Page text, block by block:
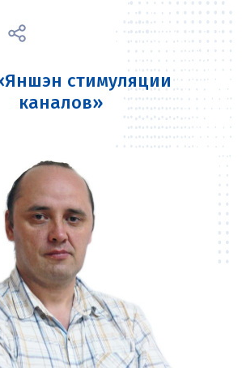
стимуляции
каналов»